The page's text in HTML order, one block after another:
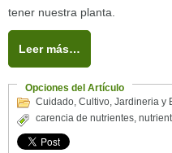
tener nuestra planta.
Leer más…
Opciones del Artículo
Cuidado, Cultivo, Jardineria y
carencia de nutrientes,